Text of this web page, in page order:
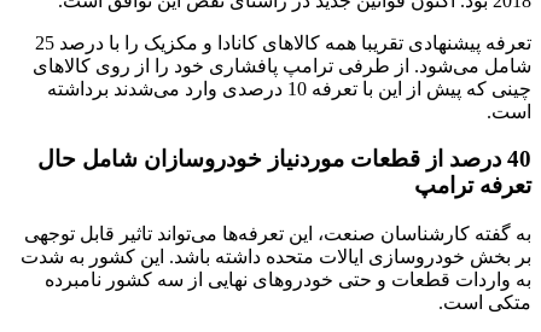
تعرفه پیشنهادی تقریبا همه کالاهای کانادا و مکزیک را با درصد 25
شامل می‌شود. از طرفی ترامپ پافشاری خود را از روی کالاهای
چینی که پیش از این با تعرفه 10 درصدی وارد می‌شدند برداشته
است.
40 درصد از قطعات موردنیاز خودروسازان شامل حال
تعرفه ترامپ
به گفته کارشناسان صنعت، این تعرفه‌ها می‌تواند تاثیر قابل توجهی
بر بخش خودروسازی ایالات متحده داشته باشد. این کشور به شدت
به واردات قطعات و حتی خودروهای نهایی از سه کشور نامبرده
متکی است.